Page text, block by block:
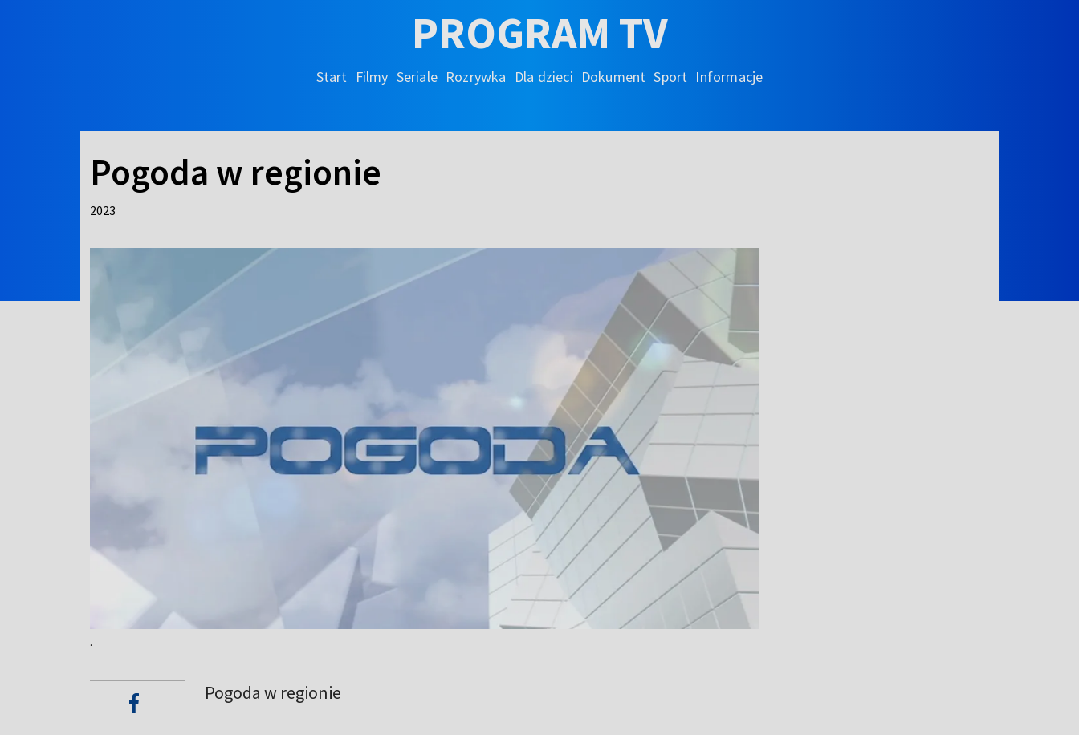
PROGRAM TV
Start Filmy Seriale Rozrywka Dla dzieci Dokument Sport Informacje
Pogoda w regionie
2023
.
Pogoda w regionie